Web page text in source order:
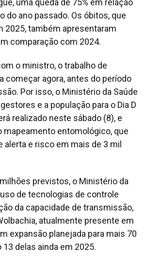
uma queda de 75% em relação
do ano passado. Os óbitos, que
2025, também apresentaram
comparação com 2024.
o ministro, o trabalho de
começar agora, antes do período
Por isso, o Ministério da Saúde
e a população para o Dia D
realizado neste sábado (8), e
mapeamento entomológico, que
alerta e risco em mais de 3 mil
previstos, o Ministério da
de tecnologias de controle
da capacidade de transmissão,
atualmente presente em
expansão planejada para mais 70
delas ainda em 2025.